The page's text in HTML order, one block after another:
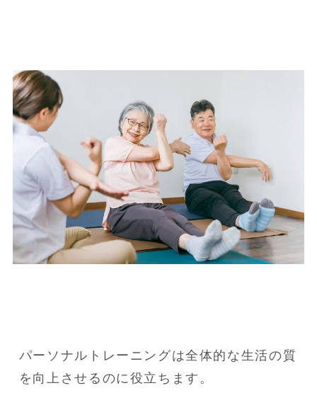
パーソナルトレーニングは全体的な生活の質
を向上させるのに役立ちます。